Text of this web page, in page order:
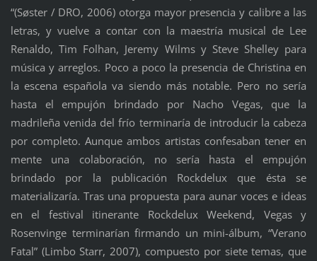
“(Søster / DRO, 2006) otorga mayor presencia y calibre a las
letras, y vuelve a contar con la maestría musical de Lee
Renaldo, Tim Folhan, Jeremy Wilms y Steve Shelley para
música y arreglos. Poco a poco la presencia de Christina en
la escena española va siendo más notable. Pero no sería
hasta el empujón brindado por Nacho Vegas, que la
madrileña venida del frío terminaría de introducir la cabeza
por completo. Aunque ambos artistas confesaban tener en
mente una colaboración, no sería hasta el empujón
brindado por la publicación Rockdelux que ésta se
materializaría. Tras una propuesta para aunar voces e ideas
en el festival itinerante Rockdelux Weekend, Vegas y
Rosenvinge terminarían firmando un mini-álbum, “Verano
Fatal” (Limbo Starr, 2007), compuesto por siete temas, que